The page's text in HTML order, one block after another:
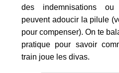
des indemnisations ou
peuvent adoucir la pilule
pour compenser). On te
pratique pour savoir
train joue les divas.